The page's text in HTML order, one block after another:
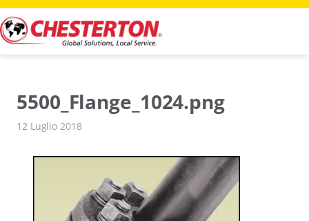
Vai
al
contenuto
5500_Flange_1024.png
12 Luglio 2018